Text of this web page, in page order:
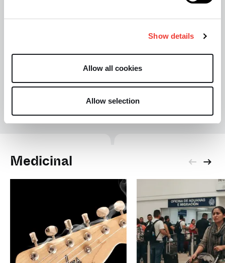
Show details
Allow all cookies
Allow selection
Medicinal